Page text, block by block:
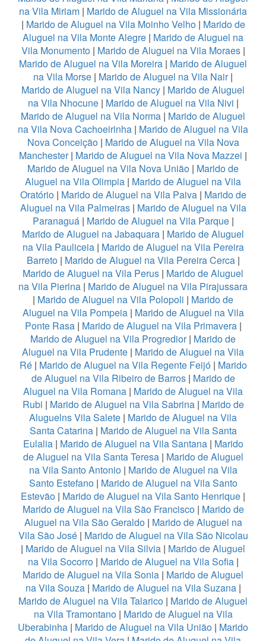
na Vila Miriam | Marido de Aluguel na Vila Missionária
| Marido de Aluguel na Vila Moinho Velho| Marido de
Aluguel na Vila Monte Alegre | Marido de Aluguel na
Vila Monumento| Marido de Aluguel na Vila Moraes|
Marido de Aluguel na Vila Moreira | Marido de Aluguel
na Vila Morse | Marido de Aluguel na Vila Nair|
Marido de Aluguel na Vila Nancy | Marido de Aluguel
na Vila Nhocune| Marido de Aluguel na Vila Nivi |
Marido de Aluguel na Vila Norma | Marido de Aluguel
na Vila Nova Cachoeirinha | Marido de Aluguel na Vila
Nova Conceição| Marido de Aluguel na Vila Nova
Manchester| Marido de Aluguel na Vila Nova Mazzei |
Marido de Aluguel na Vila Nova União | Marido de
Aluguel na Vila Olimpia | Marido de Aluguel na Vila
Oratório| Marido de Aluguel na Vila Paiva| Marido de
Aluguel na Vila Palmeiras| Marido de Aluguel na Vila
Paranaguá| Marido de Aluguel na Vila Parque|
Marido de Aluguel na Jabaquara | Marido de Aluguel
na Vila Pauliceia| Marido de Aluguel na Vila Pereira
Barreto| Marido de Aluguel na Vila Pereira Cerca|
Marido de Aluguel na Vila Perus | Marido de Aluguel
na Vila Pierina | Marido de Aluguel na Vila Pirajussara
| Marido de Aluguel na Vila Polopoli | Marido de
Aluguel na Vila Pompeia| Marido de Aluguel na Vila
Ponte Rasa| Marido de Aluguel na Vila Primavera|
Marido de Aluguel na Vila Progredior| Marido de
Aluguel na Vila Prudente | Marido de Aluguel na Vila
Ré| Marido de Aluguel na Vila Regente Feijó| Marido
de Aluguel na Vila Ribeiro de Barros| Marido de
Aluguel na Vila Romana | Marido de Aluguel na Vila
Rubi | Marido de Aluguel na Vila Sabrina| Marido de
Aluguelns Vila Salete | Marido de Aluguel na Vila
Santa Catarina| Marido de Aluguel na Vila Santa
Eulalia| Marido de Aluguel na Vila Santana| Marido
de Aluguel na Vila Santa Teresa| Marido de Aluguel
na Vila Santo Antonio| Marido de Aluguel na Vila
Santo Estefano| Marido de Aluguel na Vila Santo
Estevão | Marido de Aluguel na Vila Santo Henrique |
Marido de Aluguel na Vila São Francisco| Marido de
Aluguel na Vila São Geraldo| Marido de Aluguel na
Vila São José| Marido de Aluguel na Vila São Nicolau
| Marido de Aluguel na Vila Silvia | Marido de Aluguel
na Vila Socorro| Marido de Aluguel na Vila Sofia|
Marido de Aluguel na Vila Sonia | Marido de Aluguel
na Vila Souza| Marido de Aluguel na Vila Suzana|
Marido de Aluguel na Vila Talarico | Marido de Aluguel
na Vila Tramontano| Marido de Aluguel na Vila
Uberabinha | Marido de Aluguel na Vila União | Marido